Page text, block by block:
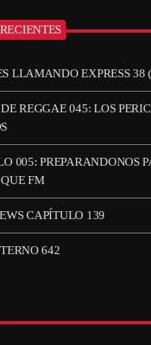
LLAMANDO EXPRESS 38
REGGAE 045: LOS
005: PREPARANDONOS
FM
CAPÍTULO 139
642